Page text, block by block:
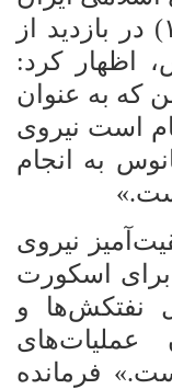
روز یکشنبه (۲۲ اسفند ۱۴۰۰) در بازدید از
اظهار کرد:
که به عنوان
است نیروی
به انجام
نیروی
برای اسکورت
نفتکش‌ها و
فرمانده